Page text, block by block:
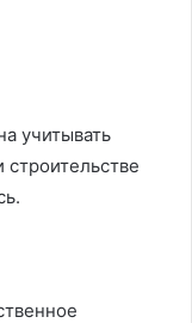
учитывать